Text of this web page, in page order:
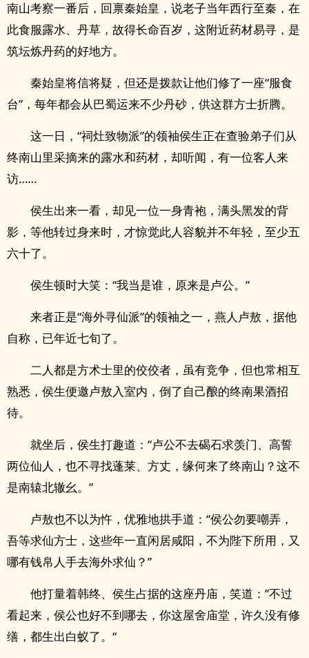
南山考察一番后，回禀秦始皇，说老子当年西行至秦，在
此食服露水、丹草，故得长命百岁，这附近药材易寻，是
筑坛炼丹药的好地方。
秦始皇将信将疑，但还是拨款让他们修了一座“服食
台”，每年都会从巴蜀运来不少丹砂，供这群方士折腾。
这一日，“祠灶致物派”的领袖侯生正在查验弟子们从
终南山里采摘来的露水和药材，却听闻，有一位客人来
访……
侯生出来一看，却见一位一身青袍，满头黑发的背
影，等他转过身来时，才惊觉此人容貌并不年轻，至少五
六十了。
侯生顿时大笑：“我当是谁，原来是卢公。”
来者正是“海外寻仙派”的领袖之一，燕人卢敖，据他
自称，已年近七旬了。
二人都是方术士里的佼佼者，虽有竞争，但也常相互
熟悉，侯生便邀卢敖入室内，倒了自己酿的终南果酒招
待。
就坐后，侯生打趣道：“卢公不去碣石求羡门、高誓
两位仙人，也不寻找蓬莱、方丈，缘何来了终南山？这不
是南辕北辙幺。”
卢敖也不以为忤，优雅地拱手道：“侯公勿要嘲弄，
吾等求仙方士，这些年一直闲居咸阳，不为陛下所用，又
哪有钱帛人手去海外求仙？”
他打量着韩终、侯生占据的这座丹庙，笑道：”不过
看起来，侯公也好不到哪去，你这屋舍庙堂，许久没有修
缮，都生出白蚁了。“